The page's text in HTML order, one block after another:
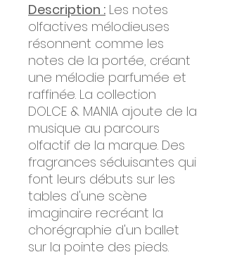
Description : Les notes
olfactives mélodieuses
résonnent comme les
notes de la portée, créant
une mélodie parfumée et
raffinée. La collection
DOLCE & MANIA ajoute de la
musique au parcours
olfactif de la marque. Des
fragrances séduisantes qui
font leurs débuts sur les
tables d'une scène
imaginaire recréant la
chorégraphie d'un ballet
sur la pointe des pieds.